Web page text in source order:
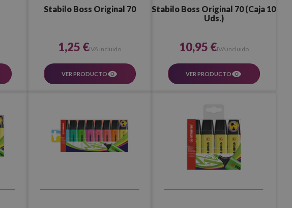
Stabilo Boss Original 70
1,25 €IVA incluido
VER PRODUCTO
Stabilo Boss Original 70 (Caja 10
Uds.)
10,95 €IVA incluido
VER PRODUCTO